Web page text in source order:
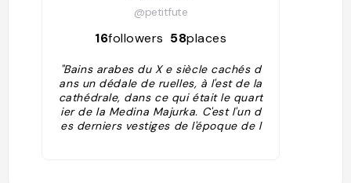
@petitfute
16followers 58places
"Bains arabes du X e siècle cachés d
ans un dédale de ruelles, à l'est de la
cathédrale, dans ce qui était le quart
ier de la Medina Majurka. C'est l'un d
es derniers vestiges de l'époque de l